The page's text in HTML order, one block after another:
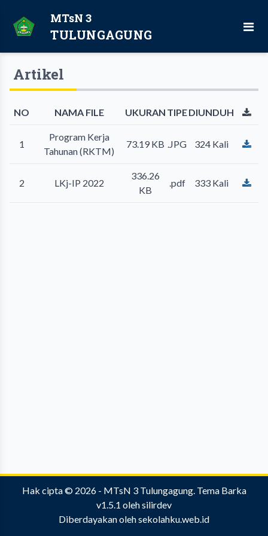
MTsN 3
TULUNGAGUNG
Artikel
NO NAMA FILE UKURAN TIPEDIUNDUH
1
Program Kerja
Tahunan (RKTM)
73.19 KB .JPG 324 Kali
2 LKj-IP 2022
336.26
KB
.pdf 333 Kali
Hak cipta © 2026 - MTsN 3 Tulungagung. Tema Barka
v1.5.1 olehsilirdev
Diberdayakan olehsekolahku.web.id